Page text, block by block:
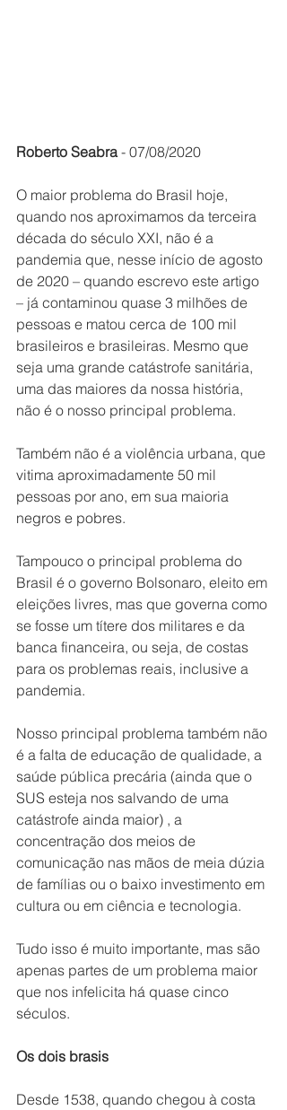
Roberto Seabra - 07/08/2020
O maior problema do Brasil hoje,
quando nos aproximamos da terceira
década do século XXI, não é a
pandemia que, nesse início de agosto
de 2020 – quando escrevo este artigo
– já contaminou quase 3 milhões de
pessoas e matou cerca de 100 mil
brasileiros e brasileiras. Mesmo que
seja uma grande catástrofe sanitária,
uma das maiores da nossa história,
não é o nosso principal problema.
Também não é a violência urbana, que
vitima aproximadamente 50 mil
pessoas por ano, em sua maioria
negros e pobres.
Tampouco o principal problema do
Brasil é o governo Bolsonaro, eleito em
eleições livres, mas que governa como
se fosse um títere dos militares e da
banca financeira, ou seja, de costas
para os problemas reais, inclusive a
pandemia.
Nosso principal problema também não
é a falta de educação de qualidade, a
saúde pública precária (ainda que o
SUS esteja nos salvando de uma
catástrofe ainda maior) , a
concentração dos meios de
comunicação nas mãos de meia dúzia
de famílias ou o baixo investimento em
cultura ou em ciência e tecnologia.
Tudo isso é muito importante, mas são
apenas partes de um problema maior
que nos infelicita há quase cinco
séculos.
Os dois brasis
Desde 1538, quando chegou à costa